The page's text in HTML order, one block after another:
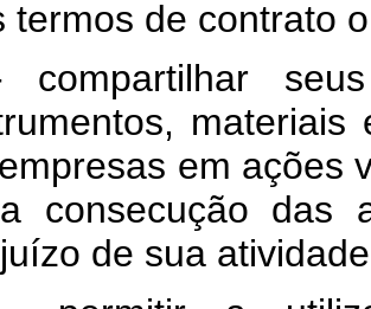
termos de contrato
seus
em ações
consecução das
de sua